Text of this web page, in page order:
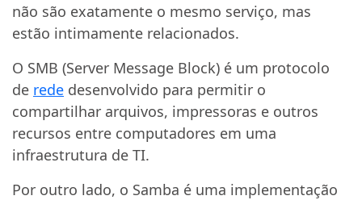
não são exatamente o mesmo serviço, mas
estão intimamente relacionados.
O SMB (Server Message Block) é um protocolo
de rede desenvolvido para permitir o
compartilhar arquivos, impressoras e outros
recursos entre computadores em uma
infraestrutura de TI.
Por outro lado, o Samba é uma implementação